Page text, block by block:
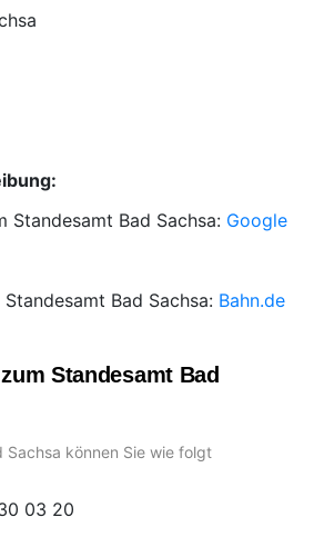
Standesamt Bad Sachsa: Google
Bad Sachsa: Bahn.de
Standesamt Bad
Sachsa können Sie wie folgt